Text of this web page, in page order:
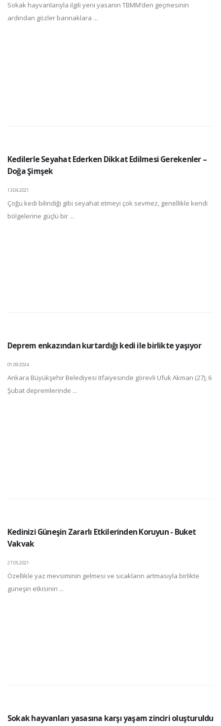
Sokak hayvanlarıyla ilgili yeni yasanın TBMM’den geçmesinin
ardından gözler barınaklara ...
Kedilerle Seyahat Ederken Dikkat Edilmesi Gerekenler –
Doğa Şimşek
13.04.2021
Çoğu kedi bilindiği gibi seyahat etmeyi çok sevmez, genellikle kendi
bölgelerine güçlü bir ...
Deprem enkazından kurtardığı kedi ile birlikte yaşıyor
01.09.2024
Ankara Büyükşehir Belediyesi itfaiyesinde görevli Ufuk Akman (27), 6
Şubat depremlerinde ...
Kedinizi Güneşin Zararlı Etkilerinden Koruyun - Buket
Vakvak
27.05.2021
Özellikle yaz mevsiminin gelmesi ve sıcakların artmasıyla birlikte
güneşin etkisinin ...
Sokak hayvanları yasasına karşı yaşam zinciri oluşturuldu